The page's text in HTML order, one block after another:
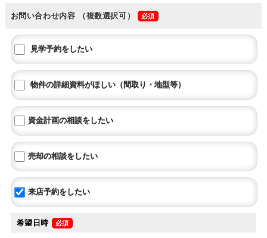
お問い合わせ内容 （複数選択可）
見学予約をしたい
物件の詳細資料がほしい（間取り・地型等）
資金計画の相談をしたい
売却の相談をしたい
来店予約をしたい
希望日時